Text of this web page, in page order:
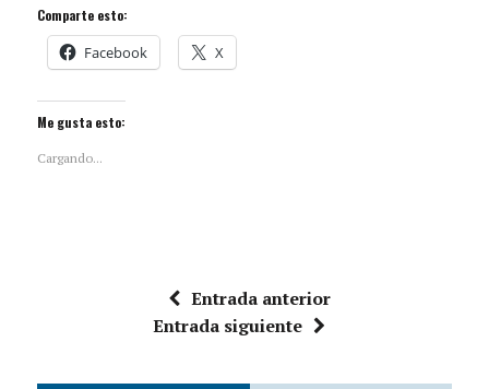
Comparte esto:
Facebook X
Me gusta esto:
Cargando...
Entrada anterior
Entrada siguiente